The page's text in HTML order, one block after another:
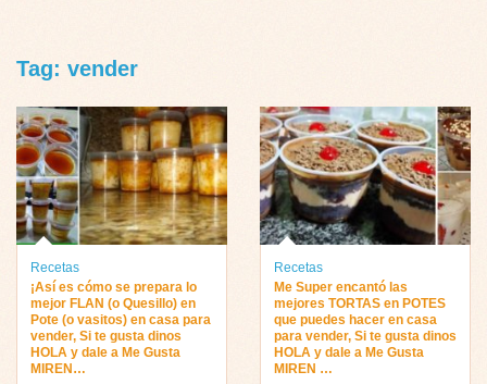
Tag: vender
Recetas
¡Así es cómo se prepara lo
mejor FLAN (o Quesillo) en
Pote (o vasitos) en casa para
vender, Si te gusta dinos
HOLA y dale a Me Gusta
MIREN…
Recetas
Me Super encantó las
mejores TORTAS en POTES
que puedes hacer en casa
para vender, Si te gusta dinos
HOLA y dale a Me Gusta
MIREN …